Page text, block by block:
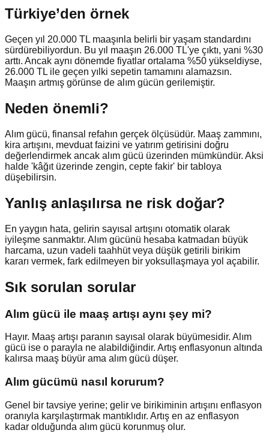
Türkiye’den örnek
Geçen yıl 20.000 TL maaşınla belirli bir yaşam standardını
sürdürebiliyordun. Bu yıl maaşın 26.000 TL'ye çıktı, yani %30
arttı. Ancak aynı dönemde fiyatlar ortalama %50 yükseldiyse,
26.000 TL ile geçen yılki sepetin tamamını alamazsın.
Maaşın artmış görünse de alım gücün gerilemiştir.
Neden önemli?
Alım gücü, finansal refahın gerçek ölçüsüdür. Maaş zammını,
kira artışını, mevduat faizini ve yatırım getirisini doğru
değerlendirmek ancak alım gücü üzerinden mümkündür. Aksi
halde 'kâğıt üzerinde zengin, cepte fakir' bir tabloya
düşebilirsin.
Yanlış anlaşılırsa ne risk doğar?
En yaygın hata, gelirin sayısal artışını otomatik olarak
iyileşme sanmaktır. Alım gücünü hesaba katmadan büyük
harcama, uzun vadeli taahhüt veya düşük getirili birikim
kararı vermek, fark edilmeyen bir yoksullaşmaya yol açabilir.
Sık sorulan sorular
Alım gücü ile maaş artışı aynı şey mi?
Hayır. Maaş artışı paranın sayısal olarak büyümesidir. Alım
gücü ise o parayla ne alabildiğindir. Artış enflasyonun altında
kalırsa maaş büyür ama alım gücü düşer.
Alım gücümü nasıl korurum?
Genel bir tavsiye yerine; gelir ve birikiminin artışını enflasyon
oranıyla karşılaştırmak mantıklıdır. Artış en az enflasyon
kadar olduğunda alım gücü korunmuş olur.